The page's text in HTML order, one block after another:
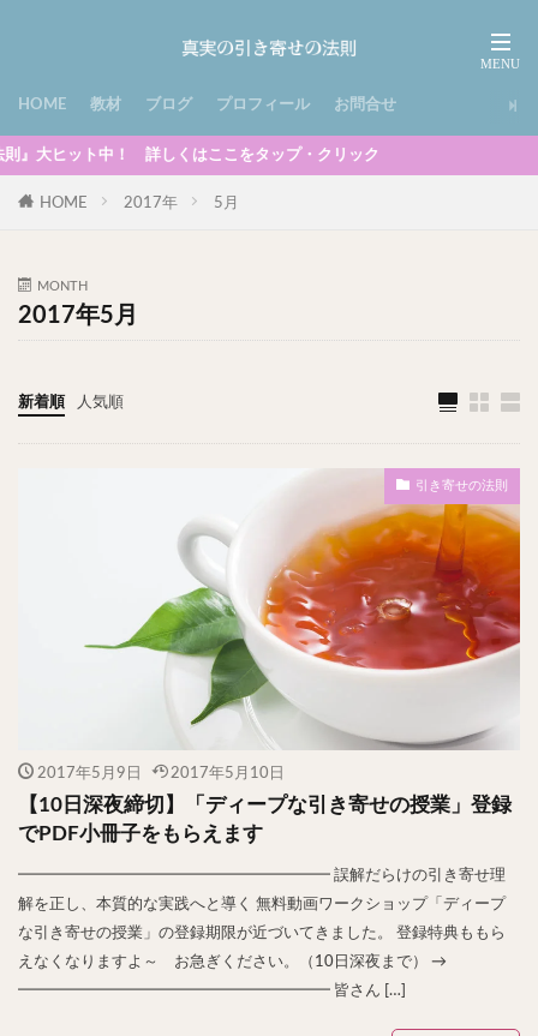
HOME 教材 ブログ プロフィール お問合せ
中！ 詳しくはここをタップ・クリック
HOME 2017年 5月
MONTH
2017年5月
新着順 人気順
引き寄せの法則
2017年5月9日 2017年5月10日
【10日深夜締切】「ディープな引き寄せの授業」登録
でPDF小冊子をもらえます
━━━━━━━━━━━━━━━━━━━━ 誤解だらけの引き寄せ理
解を正し、本質的な実践へと導く 無料動画ワークショップ「ディープ
な引き寄せの授業」の登録期限が近づいてきました。 登録特典ももら
えなくなりますよ～ お急ぎください。（10日深夜まで） →
━━━━━━━━━━━━━━━━━━━━ 皆さん […]